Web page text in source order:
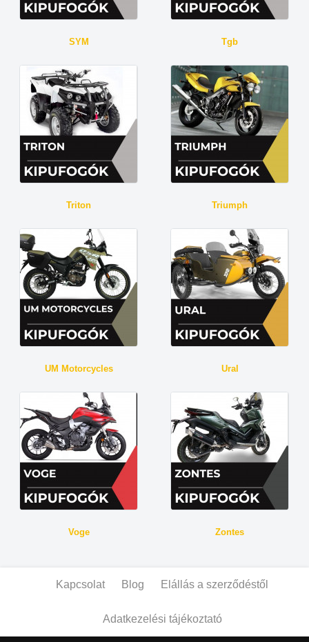
SYM Tgb
Triton Triumph
UM Motorcycles Ural
Voge Zontes
Kapcsolat Blog Elállás a szerződéstől
Adatkezelési tájékoztató